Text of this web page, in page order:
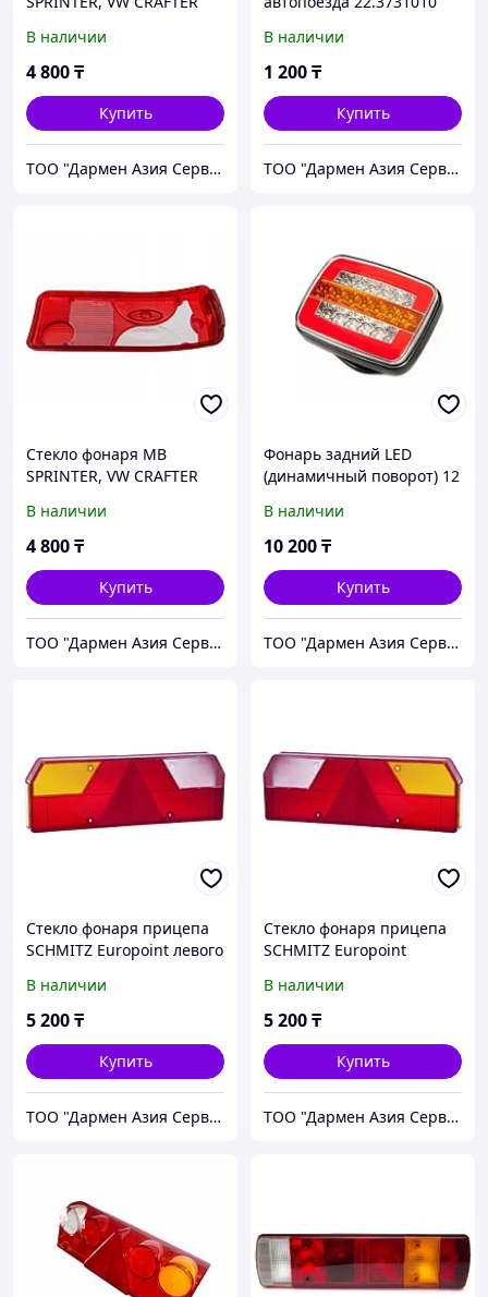
В наличии
4 800₸
Купить
ТОО "Дармен Азия Сервис"
В наличии
1 200₸
Купить
ТОО "Дармен Азия Сервис"
Стекло фонаря МВ
SPRINTER, VW CRAFTER
В наличии
4 800₸
Купить
ТОО "Дармен Азия Сервис"
Фонарь задний LED
(динамичный поворот) 12
В наличии
10 200₸
Купить
ТОО "Дармен Азия Сервис"
Стекло фонаря прицепа
SCHMITZ Europoint левого
В наличии
5 200₸
Купить
ТОО "Дармен Азия Сервис"
Стекло фонаря прицепа
SCHMITZ Europoint
В наличии
5 200₸
Купить
ТОО "Дармен Азия Сервис"